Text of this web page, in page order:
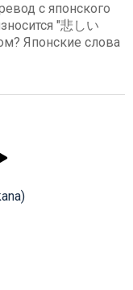
с японского
"悲しい
Японские слова